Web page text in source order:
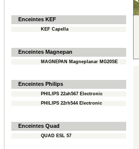
Enceintes KEF
KEF Capella
Enceintes Magnepan
MAGNEPAN Magneplanar MG20SE
Enceintes Philips
PHILIPS 22ah567 Electronic
PHILIPS 22rh544 Electronic
Enceintes Quad
QUAD ESL 57